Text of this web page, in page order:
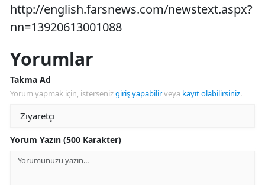
http://english.farsnews.com/newstext.aspx?
nn=13920613001088
Yorumlar
Takma Ad
Yorum yapmak için, istersenizgiriş yapabilirveya kayıt olabilirsiniz.
Yorum Yazın (500 Karakter)